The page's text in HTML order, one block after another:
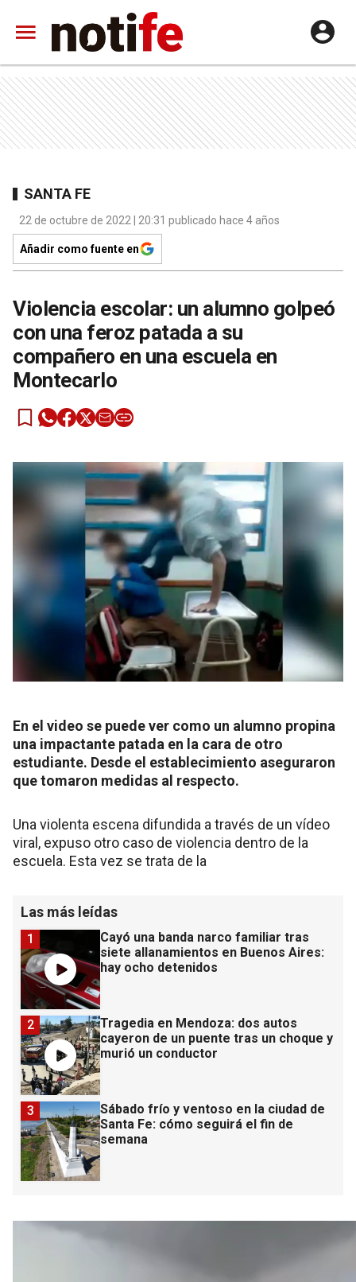
SANTA FE
22 de octubre de 2022 | 20:31 publicado hace 4 años
Añadir como fuente en
Violencia escolar: un alumno golpeó
con una feroz patada a su
compañero en una escuela en
Montecarlo
En el video se puede ver como un alumno propina
una impactante patada en la cara de otro
estudiante. Desde el establecimiento aseguraron
que tomaron medidas al respecto.
Una violenta escena difundida a través de un vídeo
viral, expuso otro caso de violencia dentro de la
escuela. Esta vez se trata de la
Las más leídas
Cayó una banda narco familiar tras
siete allanamientos en Buenos Aires:
hay ocho detenidos
1
Tragedia en Mendoza: dos autos
cayeron de un puente tras un choque y
murió un conductor
2
Sábado frío y ventoso en la ciudad de
Santa Fe: cómo seguirá el fin de
semana
3